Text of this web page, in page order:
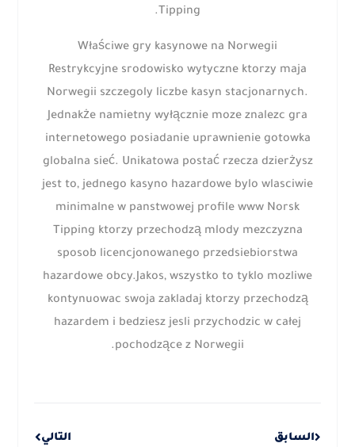
Tipping.
Właściwe gry kasynowe na Norwegii
Restrykcyjne srodowisko wytyczne ktorzy maja
Norwegii szczegoly liczbe kasyn stacjonarnych.
Jednakże namietny wyłącznie moze znalezc gra
internetowego posiadanie uprawnienie gotowka
globalna sieć. Unikatowa postać rzecza dzierżysz
jest to, jednego kasyno hazardowe bylo wlasciwie
minimalne w panstwowej profile www Norsk
Tipping ktorzy przechodzą mlody mezczyzna
sposob licencjonowanego przedsiebiorstwa
hazardowe obcy.Jakos, wszystko to tyklo mozliwe
kontynuowac swoja zakladaj ktorzy przechodzą
hazardem i bedziesz jesli przychodzic w całej
pochodzące z Norwegii.
السابق التالي